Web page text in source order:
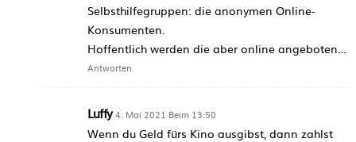
Selbsthilfegruppen: die anonymen Online-
Konsumenten.
Hoffentlich werden die aber online angeboten…
Antworten
Luffy 4. Mai 2021 Beim 13:50
Wenn du Geld fürs Kino ausgibst, dann zahlst